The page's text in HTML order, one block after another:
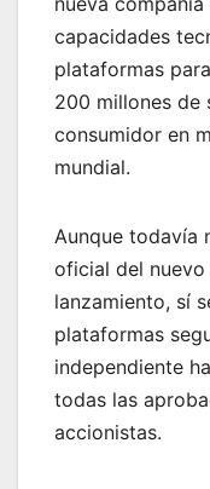
capacidades
plataformas
200 millones de
consumidor en
mundial.
Aunque todavía
oficial del
lanzamiento, sí
plataformas
independiente
todas las
accionistas.